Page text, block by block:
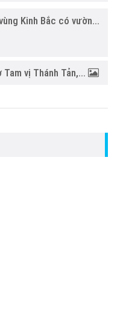
Kinh Bắc có vườn...
vị Thánh Tản,...